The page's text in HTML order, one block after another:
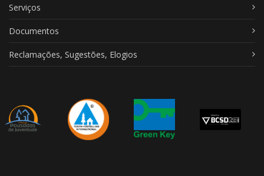
Serviços
Documentos
Reclamações, Sugestões, Elogios